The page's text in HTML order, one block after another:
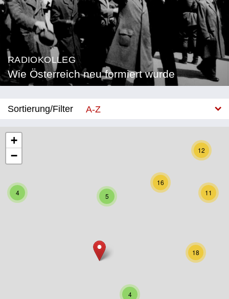
RADIOKOLLEG
Wie Österreich neu formiert wurde
Sortierung/Filter
A-Z
Kärnten
Oberösterreich
Salzburg
4
5
12
16
11
18
4
+
−